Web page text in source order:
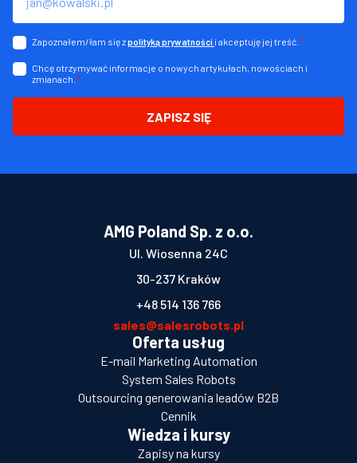
Zapoznałem/łam się zpolityką prywatności i akceptuję jej treść. *
Chcę otrzymywać informacje o nowych artykułach, nowościach i
zmianach. *
ZAPISZ SIĘ
AMG Poland Sp. z o.o.
Ul. Wiosenna 24C
30-237 Kraków
+48 514 136 766
sales@salesrobots.pl
Oferta usług
E-mail Marketing Automation
System Sales Robots
Outsourcing generowania leadów B2B
Cennik
Wiedza i kursy
Zapisy na kursy